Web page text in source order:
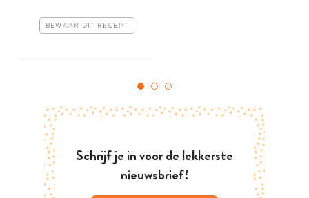
BEWAAR DIT RECEPT
Schrijf je in voor de lekkerste
nieuwsbrief!